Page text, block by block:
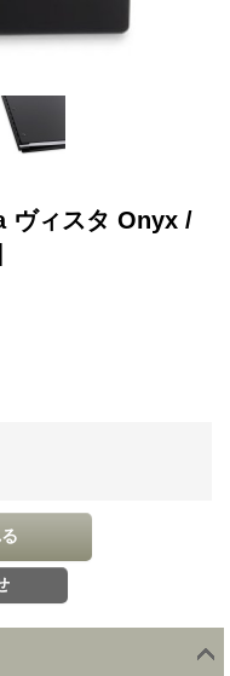
ヴィスタ Onyx /